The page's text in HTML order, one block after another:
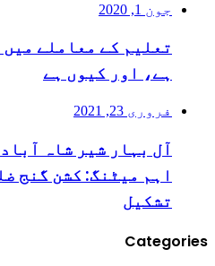
جون 1, 2020
تعلیم کے معاملے
ہے، اور کیوں ہے
فروری 23, 2021
آل بہار شیر شاہ
اہم میٹنگ: کشن گنج
تشکیل
Categories